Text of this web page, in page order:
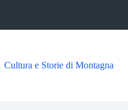
Cultura e Storie di Montagna